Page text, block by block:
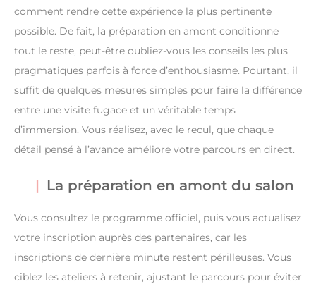
comment rendre cette expérience la plus pertinente
possible. De fait, la préparation en amont conditionne
tout le reste, peut-être oubliez-vous les conseils les plus
pragmatiques parfois à force d’enthousiasme. Pourtant, il
suffit de quelques mesures simples pour faire la différence
entre une visite fugace et un véritable temps
d’immersion. Vous réalisez, avec le recul, que chaque
détail pensé à l’avance améliore votre parcours en direct.
La préparation en amont du salon
Vous consultez le programme officiel, puis vous actualisez
votre inscription auprès des partenaires, car les
inscriptions de dernière minute restent périlleuses. Vous
ciblez les ateliers à retenir, ajustant le parcours pour éviter